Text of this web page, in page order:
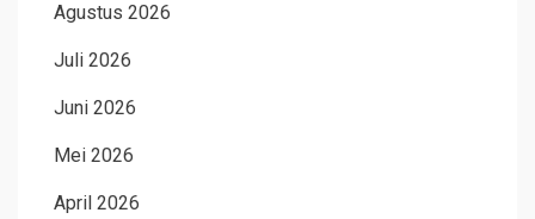
Agustus 2026
Juli 2026
Juni 2026
Mei 2026
April 2026